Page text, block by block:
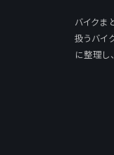
バイクま
扱うバイ
に整理し